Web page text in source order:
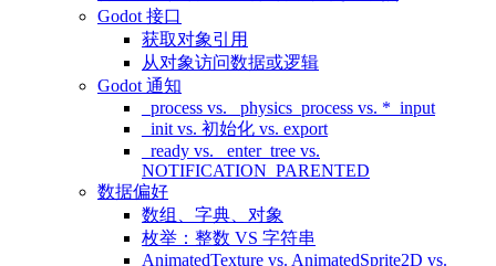
Godot 接口
获取对象引用
从对象访问数据或逻辑
Godot 通知
_process vs. _physics_process vs. *_input
_init vs. 初始化 vs. export
_ready vs. _enter_tree vs.
NOTIFICATION_PARENTED
数据偏好
数组、字典、对象
枚举：整数 VS 字符串
AnimatedTexture vs. AnimatedSprite2D vs.